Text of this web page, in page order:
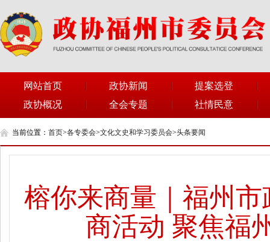
网站首页 政协新闻
提案选登
政协概况
全会专题 社情民意
当前位置： 首页>各专委会>文化文史和学习委员会>头条要闻
榕你来商量｜福州
商活动 聚焦福